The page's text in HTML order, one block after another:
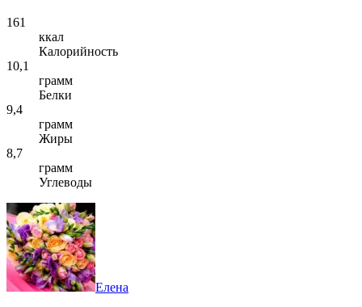
161
ккал
Калорийность
10,1
грамм
Белки
9,4
грамм
Жиры
8,7
грамм
Углеводы
Елена